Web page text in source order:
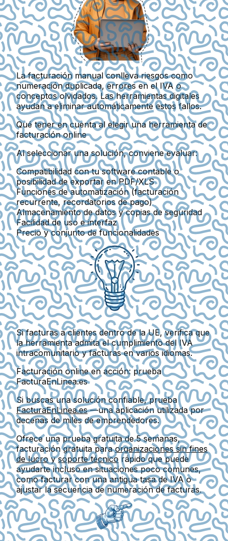
La facturación manual conlleva riesgoscomo
numeración duplicada, errores en el IVA o
conceptos olvidados. Las herramientas digitales
ayudan a eliminar automáticamente estos fallos.
Qué tener en cuenta al elegir una herramienta de
facturación online
Al seleccionar una solución, conviene evaluar:
Compatibilidad con tu software contableo
posibilidad de exportar en PDF/XLS
Funciones de automatización(facturación
recurrente, recordatorios de pago)
Almacenamiento de datos y copias de seguridad
Facilidad de uso e interfaz
Precio y conjunto de funcionalidades
Si facturas a clientes dentro de la UE,verifica que
la herramienta admita el cumplimiento del IVA
intracomunitario y facturas en varios idiomas.
Facturación online en acción: prueba
FacturaEnLinea.es
Si buscas una solución confiable, prueba
FacturaEnLinea.es—una aplicación utilizada por
decenas de miles de emprendedores.
Ofrece unaprueba gratuita de 5 semanas,
facturación gratuita paraorganizaciones sin fines
de lucroysoporte técnico rápidoque puede
ayudarte incluso en situaciones poco comunes,
comofacturar con una antigua tasa de IVAo
ajustar la secuencia de numeración de facturas.